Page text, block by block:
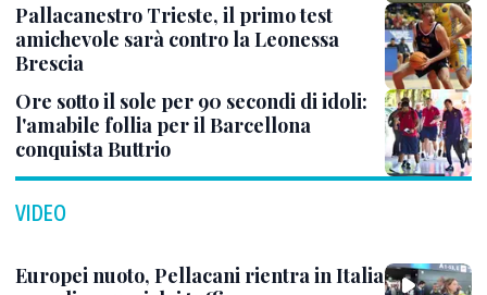
Pallacanestro Trieste, il primo test
amichevole sarà contro la Leonessa
Brescia
Ore sotto il sole per 90 secondi di idoli:
l'amabile follia per il Barcellona
conquista Buttrio
VIDEO
Europei nuoto, Pellacani rientra in Italia